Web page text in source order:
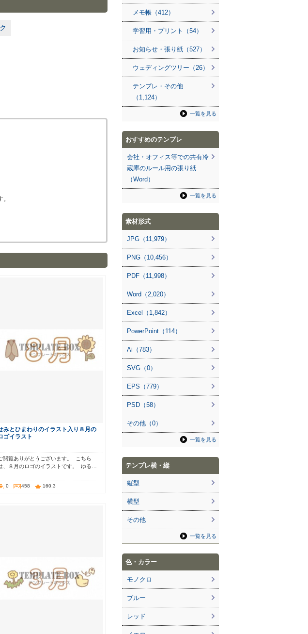
みとひまわりのイラスト入り８月の
ゴイラスト
閲覧ありがとうございます。 こちら
、８月のロゴのイラストです。 ゆる…
0 458 160.3
メモ帳（412）
学習用・プリント（54）
お知らせ・張り紙（527）
ウェディングツリー（26）
テンプレ・その他
（1,124）
一覧を見る
おすすめのテンプレ
会社・オフィス等での共有冷
蔵庫のルール用の張り紙
（Word）
一覧を見る
素材形式
JPG（11,979）
PNG（10,456）
PDF（11,998）
Word（2,020）
Excel（1,842）
PowerPoint（114）
Ai（783）
SVG（0）
EPS（779）
PSD（58）
その他（0）
一覧を見る
テンプレ横・縦
縦型
横型
その他
一覧を見る
色・カラー
モノクロ
ブルー
レッド